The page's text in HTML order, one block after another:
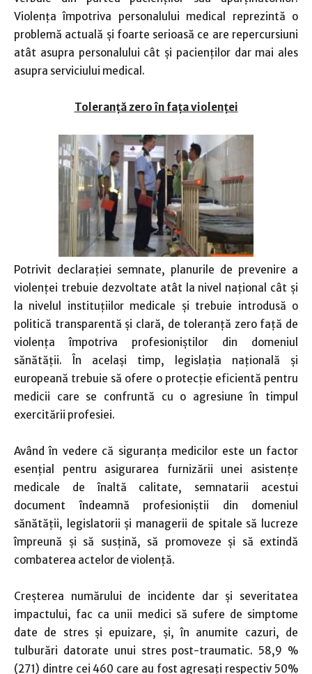
Violenţa împotriva personalului medical reprezintă o
problemă actuală şi foarte serioasă ce are repercursiuni
atât asupra personalului cât şi pacienţilor dar mai ales
asupra serviciului medical.
Toleranţă zero în faţa violenţei
Potrivit declaraţiei semnate, planurile de prevenire a
violenţei trebuie dezvoltate atât la nivel naţional cât şi
la nivelul instituţiilor medicale şi trebuie introdusă o
politică transparentă şi clară, de toleranţă zero faţă de
violenţa împotriva profesioniştilor din domeniul
sănătăţii. În acelaşi timp, legislaţia naţională şi
europeană trebuie să ofere o protecţie eficientă pentru
medicii care se confruntă cu o agresiune în timpul
exercitării profesiei.
Având în vedere că siguranţa medicilor este un factor
esenţial pentru asigurarea furnizării unei asistenţe
medicale de înaltă calitate, semnatarii acestui
document îndeamnă profesioniştii din domeniul
sănătăţii, legislatorii şi managerii de spitale să lucreze
împreună şi să susţină, să promoveze şi să extindă
combaterea actelor de violenţă.
Creşterea numărului de incidente dar şi severitatea
impactului, fac ca unii medici să sufere de simptome
date de stres şi epuizare, şi, în anumite cazuri, de
tulburări datorate unui stres post-traumatic. 58,9 %
(271) dintre cei 460 care au fost agresaţi respectiv 50%